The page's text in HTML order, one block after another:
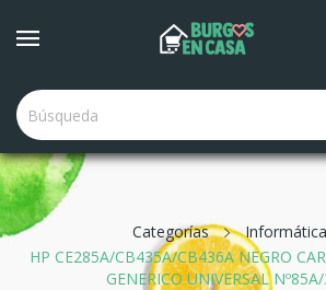
Categorías
Informática
HP CE285A/CB435A/CB436A NEGRO
GENERICO UNIVERSAL